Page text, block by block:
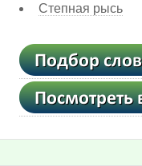
Степная рысь